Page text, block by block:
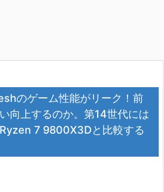
のゲーム性能がリーク！前
向上するのか。第14世代には
7 9800X3Dと比較する